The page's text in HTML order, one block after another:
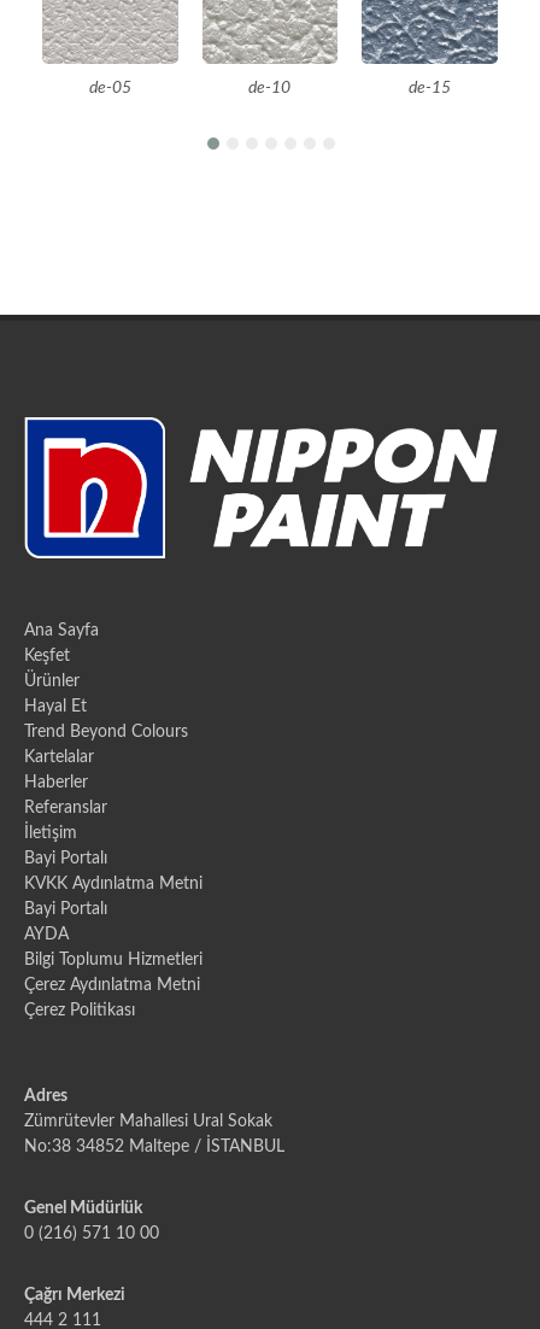
de-05 de-10 de-15
Ana Sayfa
Keşfet
Ürünler
Hayal Et
Trend Beyond Colours
Kartelalar
Haberler
Referanslar
İletişim
Bayi Portalı
KVKK Aydınlatma Metni
Bayi Portalı
AYDA
Bilgi Toplumu Hizmetleri
Çerez Aydınlatma Metni
Çerez Politikası
Adres
Zümrütevler Mahallesi Ural Sokak
No:38 34852 Maltepe / İSTANBUL
Genel Müdürlük
0 (216) 571 10 00
Çağrı Merkezi
444 2 111